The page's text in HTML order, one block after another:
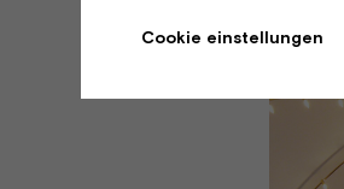
Cookie einstellungen